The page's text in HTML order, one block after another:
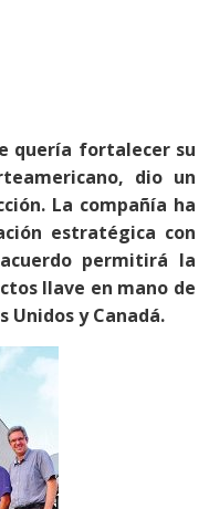
quería fortalecer su
dio un
La compañía ha
estratégica con
permitirá la
llave en mano de
Unidos y Canadá.